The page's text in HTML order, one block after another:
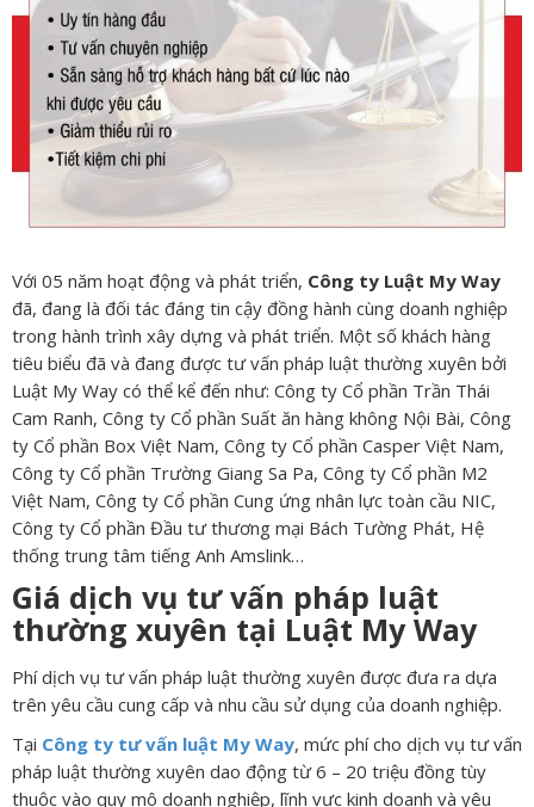
Với 05 năm hoạt động và phát triển, Công ty Luật My Way
đã, đang là đối tác đáng tin cậy đồng hành cùng doanh nghiệp
trong hành trình xây dựng và phát triển. Một số khách hàng
tiêu biểu đã và đang được tư vấn pháp luật thường xuyên bởi
Luật My Way có thể kể đến như: Công ty Cổ phần Trần Thái
Cam Ranh, Công ty Cổ phần Suất ăn hàng không Nội Bài, Công
ty Cổ phần Box Việt Nam, Công ty Cổ phần Casper Việt Nam,
Công ty Cổ phần Trường Giang Sa Pa, Công ty Cổ phần M2
Việt Nam, Công ty Cổ phần Cung ứng nhân lực toàn cầu NIC,
Công ty Cổ phần Đầu tư thương mại Bách Tường Phát, Hệ
thống trung tâm tiếng Anh Amslink…
Giá dịch vụ tư vấn pháp luật
thường xuyên tại Luật My Way
Phí dịch vụ tư vấn pháp luật thường xuyên được đưa ra dựa
trên yêu cầu cung cấp và nhu cầu sử dụng của doanh nghiệp.
Tại Công ty tư vấn luật My Way, mức phí cho dịch vụ tư vấn
pháp luật thường xuyên dao động từ 6 – 20 triệu đồng tùy
thuộc vào quy mô doanh nghiệp, lĩnh vực kinh doanh và yêu